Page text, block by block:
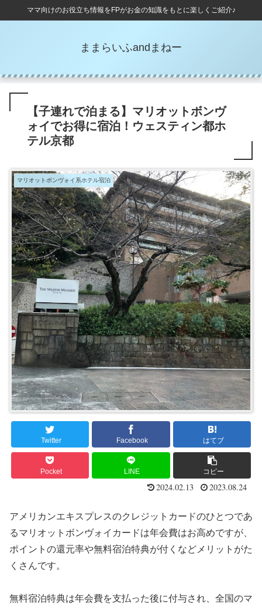
ママ向けのお役立ち情報をFPがお金の知識をもとに楽しくご紹介♪
ままらいふandまねー
【子連れで泊まる】マリオットボンヴ
ォイでお得に宿泊！ウェスティン都ホ
テル京都
マリオットボンヴォイ系ホテル宿泊
Twitter Facebook はてブ
Pocket LINE コピー
2024.02.13 2023.08.24
アメリカンエキスプレスのクレジットカードのひとつであ
るマリオットボンヴォイカードは年会費はお高めですが、
ポイントの還元率や無料宿泊特典が付くなどメリットがた
くさんです。
無料宿泊特典は年会費を支払った後に付与され、全国のマ